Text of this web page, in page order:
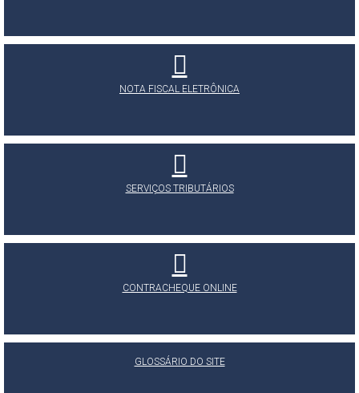
NOTA FISCAL ELETRÔNICA
SERVIÇOS TRIBUTÁRIOS
CONTRACHEQUE ONLINE
GLOSSÁRIO DO SITE